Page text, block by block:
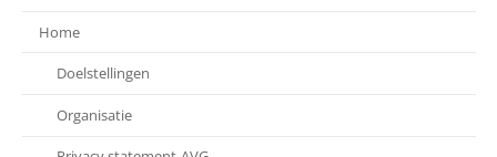
Home
Doelstellingen
Organisatie